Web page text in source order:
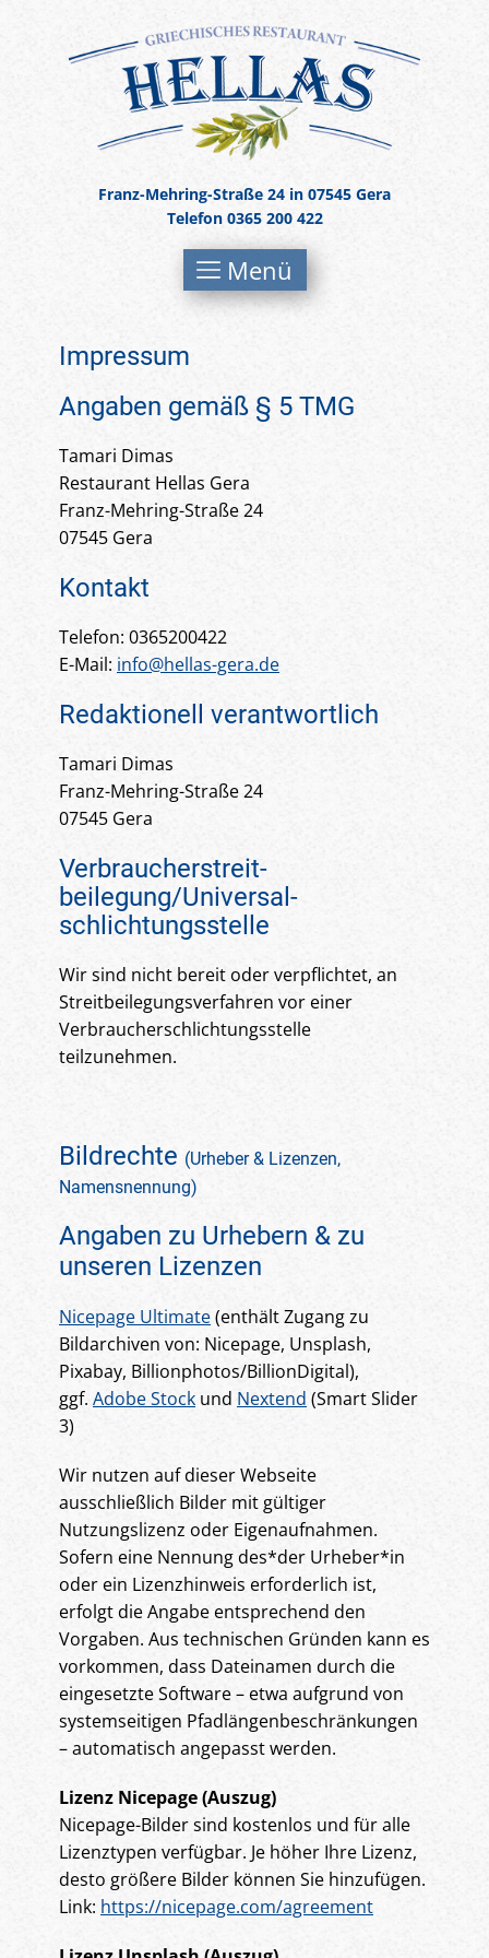
Franz-Mehring-Straße 24 in 07545 Gera
Telefon 0365 200 422
Menü
Impressum
Angaben gemäß § 5 TMG
Tamari Dimas
Restaurant Hellas Gera
Franz-Mehring-Straße 24
07545 Gera
Kontakt
Telefon: 0365200422
E-Mail: info@hellas-gera.de
Redaktionell verantwortlich
Tamari Dimas
Franz-Mehring-Straße 24
07545 Gera
Verbraucher­streit­
beilegung/Universal­
schlichtungs­stelle
Wir sind nicht bereit oder verpflichtet, an
Streitbeilegungsverfahren vor einer
Verbraucherschlichtungsstelle
teilzunehmen.
Bildrechte (Urheber & Lizenzen,
Namensnennung)
Angaben zu Urhebern & zu
unseren Lizenzen
Nicepage Ultimate(enthält Zugang zu
Bildarchiven von: Nicepage, Unsplash,
Pixabay, Billionphotos/BillionDigital),
ggf. Adobe Stock und Nextend (Smart Slider
3)
Wir nutzen auf dieser Webseite
ausschließlich Bilder mit gültiger
Nutzungslizenz oder Eigenaufnahmen.
Sofern eine Nennung des*der Urheber*in
oder ein Lizenzhinweis erforderlich ist,
erfolgt die Angabe entsprechend den
Vorgaben. Aus technischen Gründen kann es
vorkommen, dass Dateinamen durch die
eingesetzte Software – etwa aufgrund von
systemseitigen Pfadlängenbeschränkungen
– automatisch angepasst werden.
Lizenz Nicepage (Auszug)
Nicepage-Bilder sind kostenlos und für alle
Lizenztypen verfügbar. Je höher Ihre Lizenz,
desto größere Bilder können Sie hinzufügen.
Link: https://nicepage.com/agreement